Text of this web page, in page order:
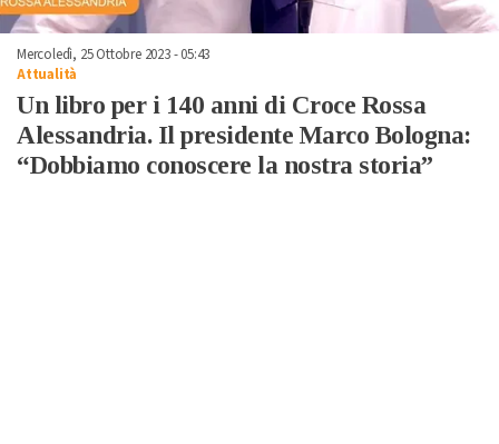
Mercoledì, 25 Ottobre 2023 - 05:43
Attualità
Un libro per i 140 anni di Croce Rossa
Alessandria. Il presidente Marco Bologna:
“Dobbiamo conoscere la nostra storia”